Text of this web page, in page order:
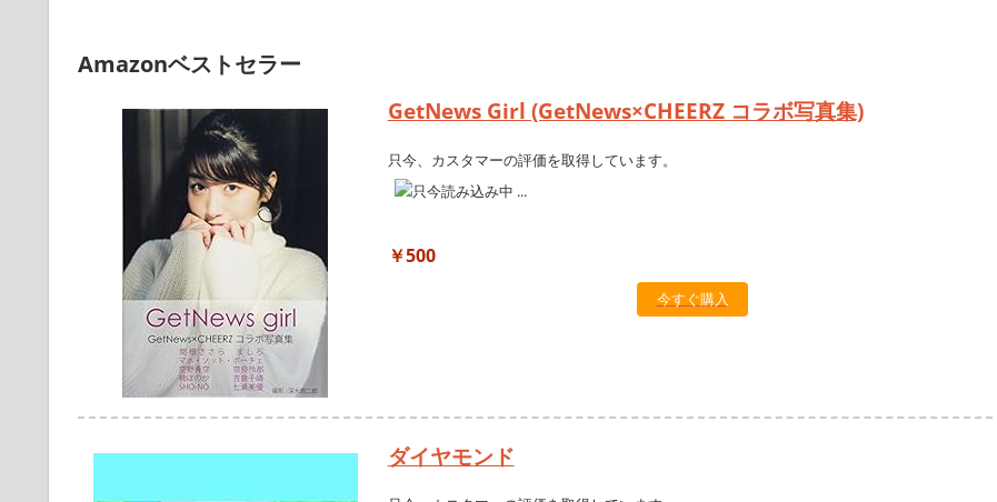
Amazonベストセラー
GetNews Girl (GetNews×CHEERZ コラボ写真集)
只今、カスタマーの評価を取得しています。
￥500
今すぐ購入
ダイヤモンド